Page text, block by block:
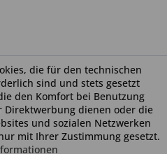
die für den technischen
sind und stets gesetzt
den Komfort bei Benutzung
Direktwerbung dienen oder die
und sozialen Netzwerken
mit Ihrer Zustimmung gesetzt.